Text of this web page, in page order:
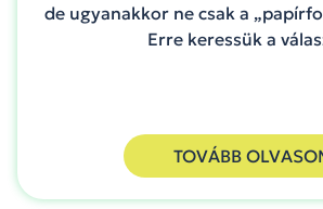
de ugyanakkor ne csak a
Erre keressük a
TOVÁBB